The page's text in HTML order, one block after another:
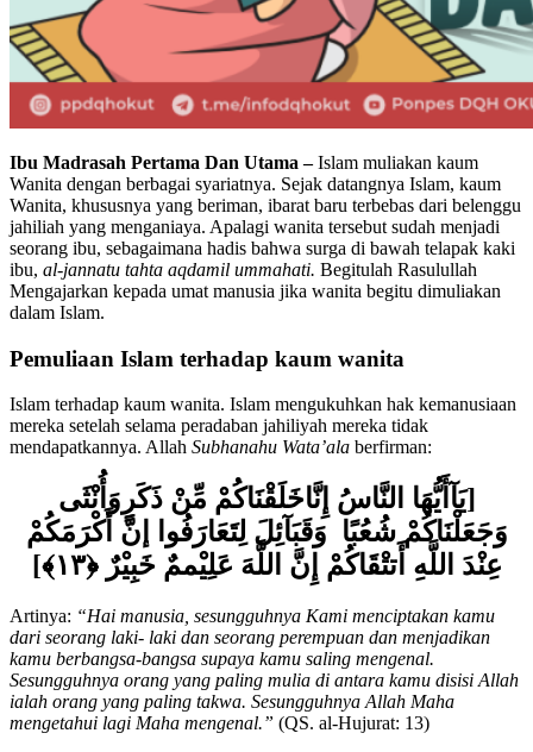
Ibu Madrasah Pertama Dan Utama –Islam muliakan kaum
Wanita dengan berbagai syariatnya. Sejak datangnya Islam, kaum
Wanita, khususnya yang beriman, ibarat baru terbebas dari belenggu
jahiliah yang menganiaya. Apalagi wanita tersebut sudah menjadi
seorang ibu, sebagaimana hadis bahwa surga di bawah telapak kaki
ibu, al-jannatu tahta aqdamil ummahati. Begitulah Rasulullah
Mengajarkan kepada umat manusia jika wanita begitu dimuliakan
dalam Islam.
Pemuliaan Islam terhadap kaum wanita
Islam terhadap kaum wanita. Islam mengukuhkan hak kemanusiaan
mereka setelah selama peradaban jahiliyah mereka tidak
mendapatkannya. Allah Subhanahu Wata’ala berfirman:
[يَآأَيُّهَا النَّاسُ إِنَّاخَلَقْنَاكُمْ مِّنْ ذَكَرٍوَأُنْثَى
وَجَعَلْنَاكُمْ شُعُبًا وَقَبَآئِلَ لِتَعَارَفُوا إنَّ أَكْرَمَكُمْ
عِنْدَ اللَّهِ أَتتْقَاكُمْ إِنَّ اللَّهَ عَلِيْممٌ خَبِيْرٌ ﴿۱۳﴾]
Artinya: “Hai manusia, sesungguhnya Kami menciptakan kamu
dari seorang laki- laki dan seorang perempuan dan menjadikan
kamu berbangsa-bangsa supaya kamu saling mengenal.
Sesungguhnya orang yang paling mulia di antara kamu disisi Allah
ialah orang yang paling takwa. Sesungguhnya Allah Maha
mengetahui lagi Maha mengenal.” (QS. al-Hujurat: 13)